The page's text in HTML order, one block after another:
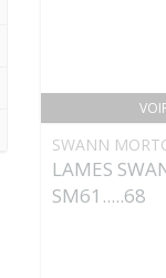
SWANN
LAMES
SM61.....68